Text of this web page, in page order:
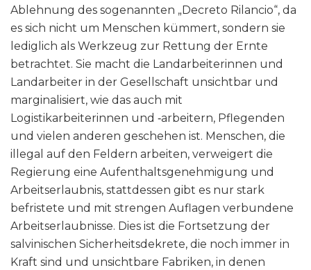
Ablehnung des sogenannten „Decreto Rilancio“, da
es sich nicht um Menschen kümmert, sondern sie
lediglich als Werkzeug zur Rettung der Ernte
betrachtet. Sie macht die Landarbeiterinnen und
Landarbeiter in der Gesellschaft unsichtbar und
marginalisiert, wie das auch mit
Logistikarbeiterinnen und ‑arbeitern, Pflegenden
und vielen anderen geschehen ist. Menschen, die
illegal auf den Feldern arbeiten, verweigert die
Regierung eine Aufenthaltsgenehmigung und
Arbeitserlaubnis, stattdessen gibt es nur stark
befristete und mit strengen Auflagen verbundene
Arbeitserlaubnisse. Dies ist die Fortsetzung der
salvinischen Sicherheitsdekrete, die noch immer in
Kraft sind und unsichtbare Fabriken, in denen